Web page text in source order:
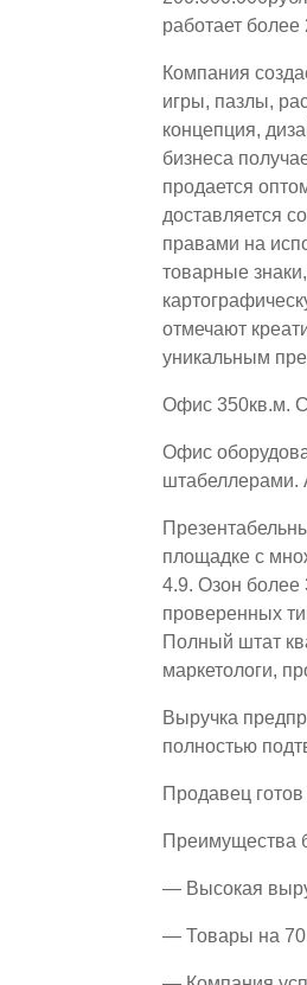
работает более
Компания
игры, пазлы,
концепция,
бизнеса
продается
доставляется
правами на
товарные
отмечают
уникальным
Офис 350кв.м.
Офис
штабеллерами.
площадке с
4.9. Озон более
проверенных
Полный штат
маркетологи,
Выручка
полностью
Продавец
Преимущества
— Высокая
— Товары на